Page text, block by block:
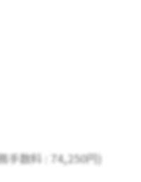
手数料 : 74,250円)